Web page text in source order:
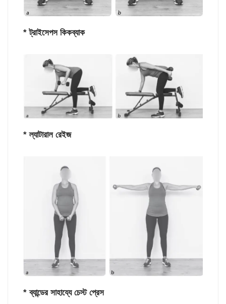
* ট্রাইসেপস কিকব্যাক
* ল্যাটারাল রেইজ
* ব্যান্ডের সাহায্যে চেস্ট প্রেস